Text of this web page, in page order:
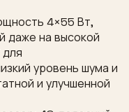
4×55 Вт,
даже на высокой
для
уровень шума и
и улучшенной